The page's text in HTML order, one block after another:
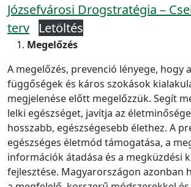
Józsefvárosi Drogstratégia –
terv
Letöltés
Megelőzés
A megelőzés, prevenció lényege, hogy
függőségek és káros szokások
megjelenése előtt megelőzzük. Segít
lelki egészséget, javítja az
hosszabb, egészségesebb élethez. A
egészséges életmód támogatása, a
információk átadása és a megküzdési
fejlesztése. Magyarországon azonban